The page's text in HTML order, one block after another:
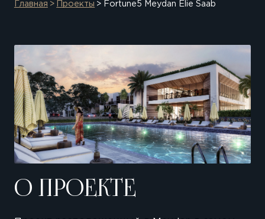
Главная Проекты Fortune5 Meydan Elie Saab
О ПРОЕКТЕ